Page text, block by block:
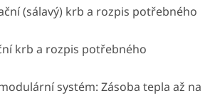
(sálavý) krb a rozpis potřebného
krb a rozpis potřebného
systém: Zásoba tepla až na